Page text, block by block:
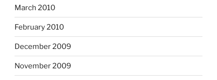
March 2010
February 2010
December 2009
November 2009